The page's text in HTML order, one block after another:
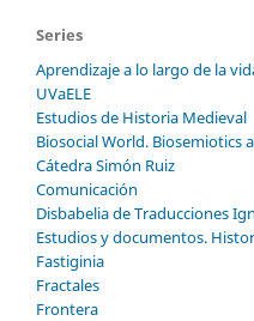
Series
Aprendizaje a lo largo de la
UVaELE
Estudios de Historia Medieval
Biosocial World. Biosemiotics
Cátedra Simón Ruiz
Comunicación
Disbabelia de Traducciones
Estudios y documentos.
Fastiginia
Fractales
Frontera